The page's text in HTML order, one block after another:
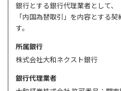
銀行とする銀行代理業者として
「内国為替取引」を内容とする
す。
所属銀行
株式会社大和ネクスト銀行
銀行代理業者